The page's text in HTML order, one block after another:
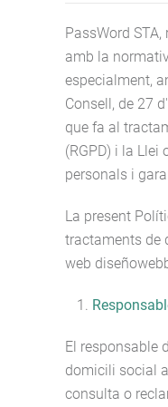
PassWord
amb la
especialment,
Consell, de 27
que fa al
(RGPD) i la Llei
personals i
La present
tractaments de
web
El responsable
domicili social
consulta o